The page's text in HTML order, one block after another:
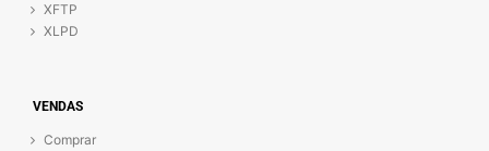
XFTP
XLPD
VENDAS
Comprar